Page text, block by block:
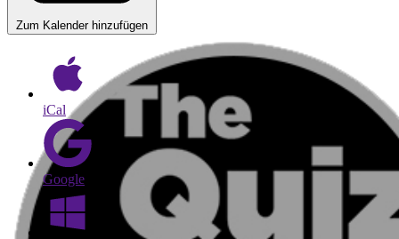
Zum Kalender hinzufügen
iCal
Google